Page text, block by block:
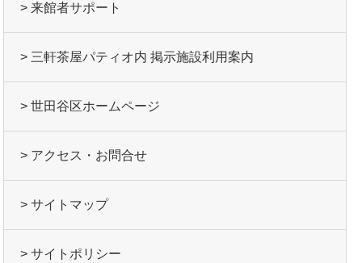
> 来館者サポート
> 三軒茶屋パティオ内 掲示施設利用案内
> 世田谷区ホームページ
> アクセス・お問合せ
> サイトマップ
> サイトポリシー